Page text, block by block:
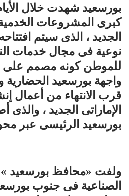
بورسعيد شهدت خلال
كبرى المشروعات الخدمية
الجديد ، الذى سيتم
نوعية فى مجال خدمات
للموطن كونه مصمم على
واجهة بورسعيد الحضارية
قرب الانتهاء من أعمال
الإماراتى الجديد ،
بورسعيد الرئيسى عبر محور ٣٠
ولفت «محافظ بورسعيد »
الصناعية فى جنوب